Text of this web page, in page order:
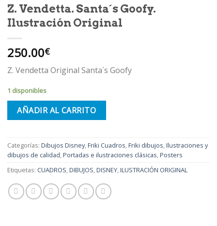
Z. Vendetta. Santa´s Goofy.
Ilustración Original
250.00€
Z. Vendetta Original Santa´s Goofy
1 disponibles
AÑADIR AL CARRITO
Categorías: Dibujos Disney,Friki Cuadros,Friki dibujos,Ilustraciones y
dibujos de calidad,Portadas e ilustraciones clásicas,Posters
Etiquetas: CUADROS,DIBUJOS,DISNEY,ILUSTRACIÓN ORIGINAL